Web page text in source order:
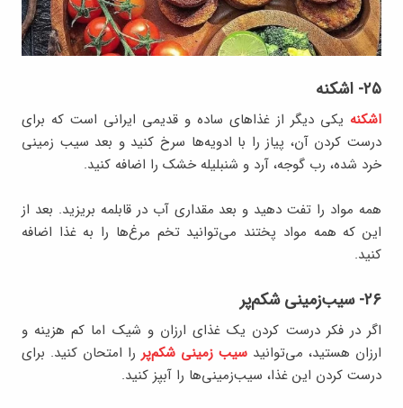
۲۵- اشکنه
اشکنه یکی دیگر از غذاهای ساده و قدیمی ایرانی است که برای
درست کردن آن، پیاز را با ادویه‌ها سرخ کنید و بعد سیب زمینی
خرد شده، رب گوجه، آرد و شنبلیله خشک را اضافه کنید.
همه مواد را تفت دهید و بعد مقداری آب در قابلمه بریزید. بعد از
این که همه مواد پختند می‌توانید تخم مرغ‌ها را به غذا اضافه
کنید.
۲۶- سیب‌زمینی شکم‌پر
اگر در فکر درست کردن یک غذای ارزان و شیک اما کم هزینه و
ارزان هستید، می‌توانید سیب زمینی شکم‌پر را امتحان کنید. برای
درست کردن این غذا، سیب‌زمینی‌ها را آبپز کنید.